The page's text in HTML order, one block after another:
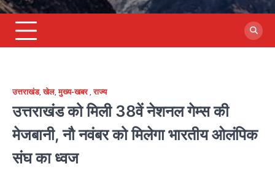
उत्तराखंड,खेल,मुख्य-खबर,राज्य
उत्तराखंड को मिली 38वें नेशनल गेम्स की
मेजबानी, नौ नवंबर को मिलेगा भारतीय ओलंपिक
संघ का ध्वज